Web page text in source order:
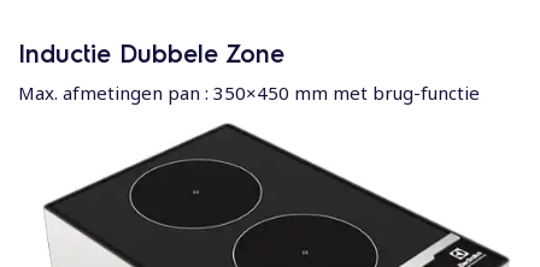
Inductie Dubbele Zone
Max. afmetingen pan : 350×450 mm met brug-functie